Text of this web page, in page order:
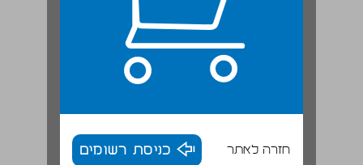
חזרה לאתר כניסת רשומים